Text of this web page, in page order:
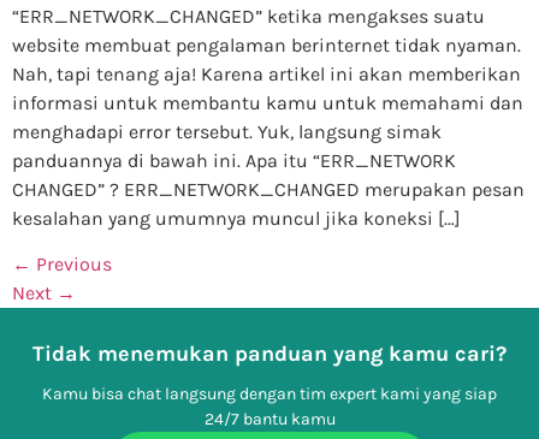
“ERR_NETWORK_CHANGED” ketika mengakses suatu
website membuat pengalaman berinternet tidak nyaman.
Nah, tapi tenang aja! Karena artikel ini akan memberikan
informasi untuk membantu kamu untuk memahami dan
menghadapi error tersebut. Yuk, langsung simak
panduannya di bawah ini. Apa itu “ERR_NETWORK
CHANGED” ? ERR_NETWORK_CHANGED merupakan pesan
kesalahan yang umumnya muncul jika koneksi […]
← Previous
Next →
Tidak menemukan panduan yang kamu cari?
Kamu bisa chat langsung dengan tim expert kami yang siap
24/7 bantu kamu